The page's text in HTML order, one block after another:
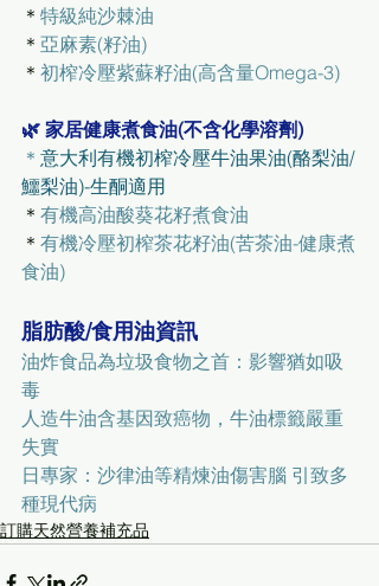
＊ 特級純沙棘油
＊ 亞麻素(籽油)
＊ 初榨冷壓紫蘇籽油(高含量Omega-3)
🌿 家居健康煮食油(不含化學溶劑)
＊ 意大利有機初榨冷壓牛油果油(酪梨油/
鱷梨油)-生酮適用
＊ 有機高油酸葵花籽煮食油
＊ 有機冷壓初榨茶花籽油(苦茶油-健康煮
食油)
脂肪酸/食用油資訊
油炸食品為垃圾食物之首：影響猶如吸
毒
人造牛油含基因致癌物，牛油標籤嚴重
失實
日專家：沙律油等精煉油傷害腦 引致多
種現代病
訂購天然營養補充品